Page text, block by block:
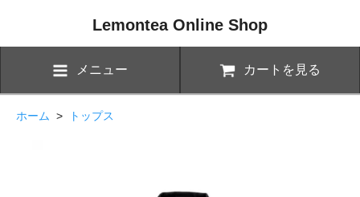
Lemontea Online Shop
メニュー カートを見る
ホーム > トップス